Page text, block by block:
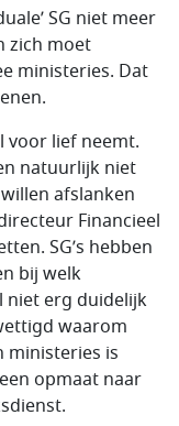
SG niet meer
zich moet
ministeries. Dat
voor lief neemt.
natuurlijk niet
afslanken
Financieel
SG’s hebben
bij welk
niet erg duidelijk
waarom
is
opmaat naar